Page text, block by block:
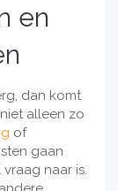
en
dan komt
alleen zo
of
gaan
naar is.